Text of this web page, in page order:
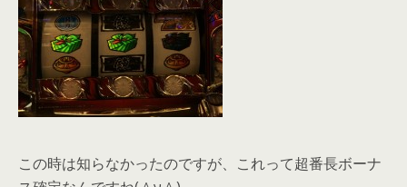
この時は知らなかったのですが、これって超番長ボーナ